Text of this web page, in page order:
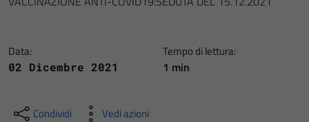
Data:
02 Dicembre 2021
Tempo di lettura:
1 min
Condividi Vedi azioni